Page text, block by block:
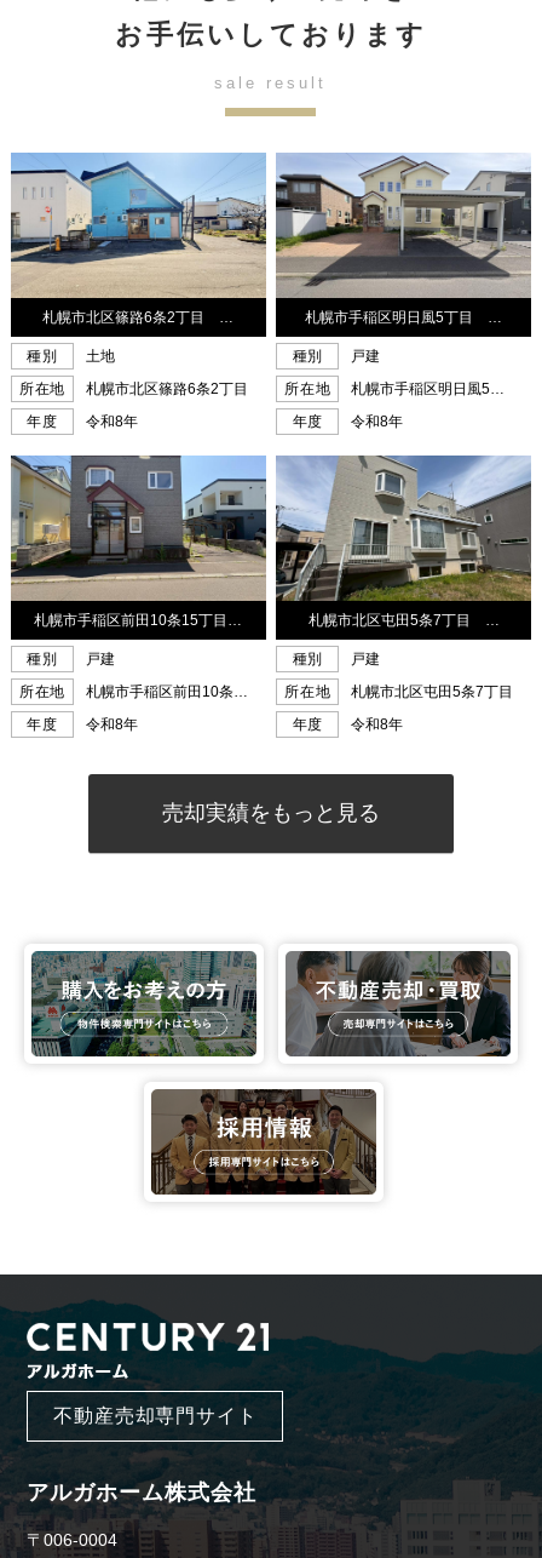
お手伝いしております
sale result
売却実績をもっと見る
不動産売却専門サイト
アルガホーム株式会社
〒006-0004